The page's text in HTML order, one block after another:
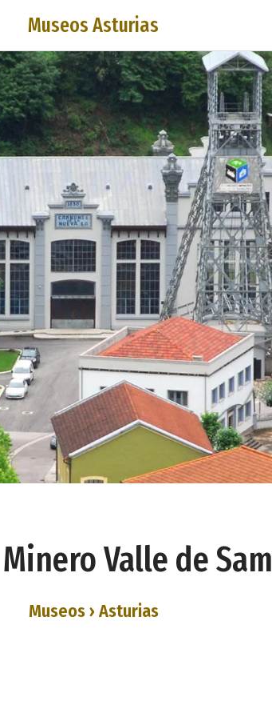
Museos Asturias
Valle de
Museos › Asturias